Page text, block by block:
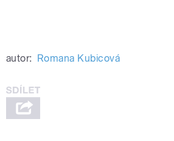
autor: Romana Kubicová